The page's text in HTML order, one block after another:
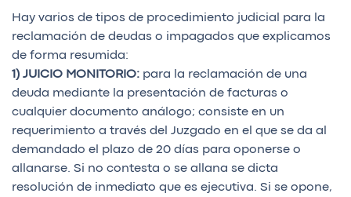
Hay varios de tipos de procedimiento judicial para la
reclamación de deudas o impagados que explicamos
de forma resumida:
1) JUICIO MONITORIO: para la reclamación de una
deuda mediante la presentación de facturas o
cualquier documento análogo; consiste en un
requerimiento a través del Juzgado en el que se da al
demandado el plazo de 20 días para oponerse o
allanarse. Si no contesta o se allana se dicta
resolución de inmediato que es ejecutiva. Si se opone,